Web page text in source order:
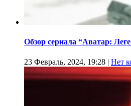
Обзор сериала “Аватар:
23 Февраль, 2024, 19:28 | Нет